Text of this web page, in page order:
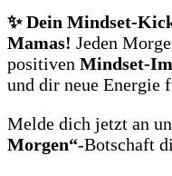
✨ Dein
Mamas! Jeden
positiven
und dir neue Energie
Melde dich jetzt an
Morgen“‑Botschaft